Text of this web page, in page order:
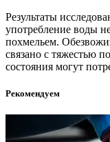
Результаты
употребление воды
похмельем.
связано с тяжестью
состояния могут
Рекомендуем